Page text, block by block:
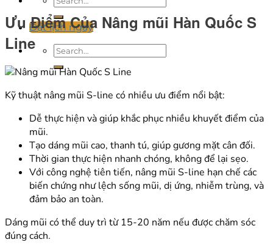
Đặt lịch ngay
Ưu Điểm Của Nâng mũi Hàn Quốc S
Line
Kỹ thuật nâng mũi S-line có nhiều ưu điểm nổi bật:
Dễ thực hiện và giúp khắc phục nhiều khuyết điểm của
mũi.
Tạo dáng mũi cao, thanh tú, giúp gương mặt cân đối.
Thời gian thực hiện nhanh chóng, không để lại sẹo.
Với công nghệ tiên tiến, nâng mũi S-line hạn chế các
biến chứng như lệch sống mũi, dị ứng, nhiễm trùng, và
đảm bảo an toàn.
Dáng mũi có thể duy trì từ 15-20 năm nếu được chăm sóc
đúng cách.